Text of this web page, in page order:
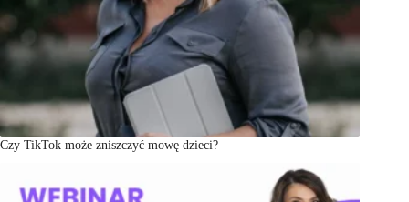
Czy TikTok może zniszczyć mowę dzieci?